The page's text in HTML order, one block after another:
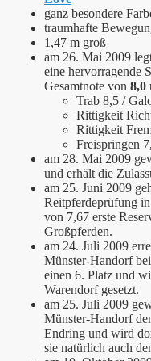
ganz besondere
traumhafte
1,47 m groß
am 26. Mai 2009
eine hervorragende
Gesamtnote von 8,0
Trab 8,5 /
Rittigkeit
Rittigkeit
Freispringen
am 28. Mai 2009
und erhält die
am 25. Juni 2009
Reitpferdeprüfung
von 7,67 erste
Großpferden.
am 24. Juli 2009
Münster-Handorf
einen 6. Platz und
Warendorf gesetzt.
am 25. Juli 2009
Münster-Handorf
Endring und wird
sie natürlich auch